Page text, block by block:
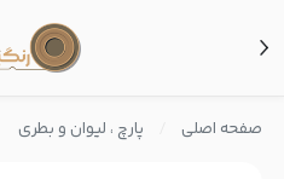
صفحه اصلی پارچ ، لیوان و بطری